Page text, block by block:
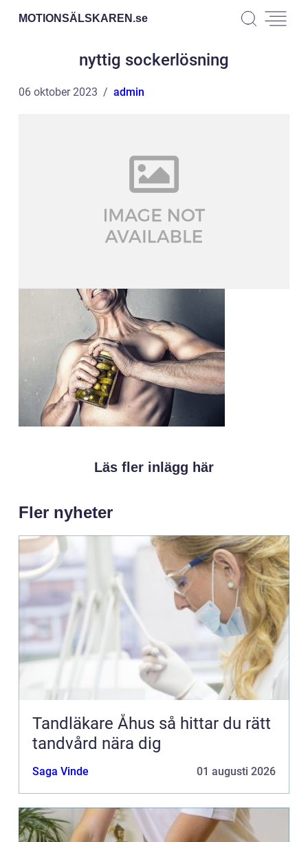
MOTIONSÄLSKAREN.se
nyttig sockerlösning
06 oktober 2023 admin
Läs fler inlägg här
Fler nyheter
Tandläkare Åhus så hittar du rätt
tandvård nära dig
Saga Vinde 01 augusti 2026